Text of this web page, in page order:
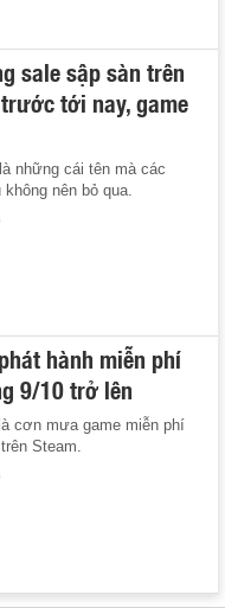
sale sập sàn trên
tới nay, game
những cái tên mà các
nên bỏ qua.
hành miễn phí
9/10 trở lên
cơn mưa game miễn phí
Steam.